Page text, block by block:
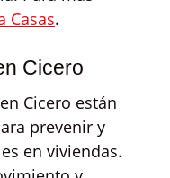
Casas.
Cicero
en Cicero están
prevenir y
en viviendas.